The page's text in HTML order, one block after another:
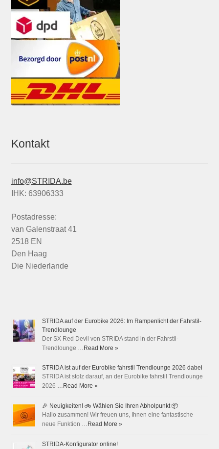
Kontakt
info@STRIDA.be
IHK: 63906333
Postadresse:
van Galenstraat 41
2518 EN
Den Haag
Die Niederlande
STRIDA auf der Eurobike 2026: Im Rampenlicht der Fahrstil-
Trendlounge
Der SX Red Devil von STRIDA stand in der Fahrstil-
Trendlounge … Read More »
STRIDA ist auf der Eurobike fahrstil Trendlounge 2026 dabei
STRIDA ist stolz darauf, an der Eurobike fahrstil Trendlounge
2026 … Read More »
🎉 Neuigkeiten! 🚲 Wählen Sie Ihren Abholpunkt 📦
Hallo zusammen! Wir freuen uns, Ihnen eine fantastische
neue Funktion … Read More »
STRIDA-Konfigurator online!